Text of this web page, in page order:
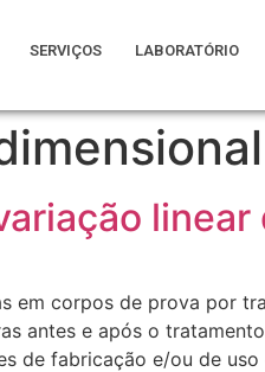
SERVIÇOS LABORATÓRIO
em corpos de prova por
antes e após o
de fabricação e/ou de